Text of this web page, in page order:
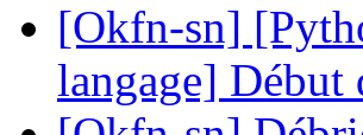
[Okfn-sn]
langage]